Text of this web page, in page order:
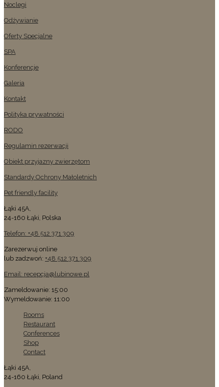
Noclegi
Odżywianie
Oferty Specjalne
SPA
Konferencje
Galeria
Kontakt
Polityka prywatności
RODO
Regulamin rezerwacji
Obiekt przyjazny zwierzętom
Standardy Ochrony Małoletnich
Pet friendly facility
Łąki 45A,
24-160 Łąki, Polska
Telefon: +48 512 371 309
Zarezerwuj online
lub zadzwoń: +48 512 371 309
Email: recepcja@lubinowe.pl
Zameldowanie: 15:00
Wymeldowanie: 11:00
Rooms
Restaurant
Conferences
Shop
Contact
Łąki 45A,
24-160 Łąki, Poland